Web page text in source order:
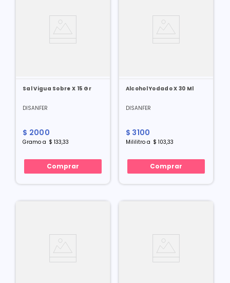
Sal Vigua Sobre X 15 Gr
DISANFER
$ 2000
Gramo a $ 133,33
Comprar
Alcohol Yodado X 30 Ml
DISANFER
$ 3100
Mililitroa $ 103,33
Comprar